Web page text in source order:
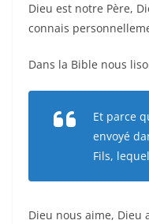
Dieu est notre Père,
connais
Dans la Bible nous
Et parce
envoyé
Fils,
Dieu nous aime, Dieu